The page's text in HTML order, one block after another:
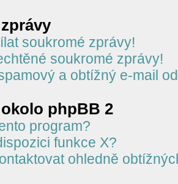
soukromé zprávy!
soukromé zprávy!
a obtížný e-mail
phpBB 2
program?
funkce X?
ohledně